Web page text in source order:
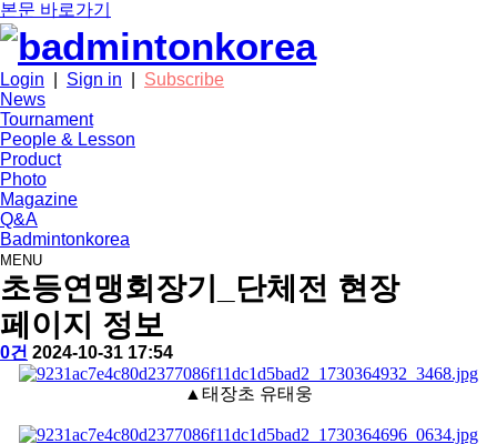
본문 바로가기
Login Sign in
Subscribe
News
Tournament
People & Lesson
Product
Photo
Magazine
Q&A
Badmintonkorea
MENU
photo
초등연맹회장기_단체전 현장
페이지 정보
작
배
댓
0건 작
성
2024-10-31 17:54
본
문
▲태 장초 유태웅